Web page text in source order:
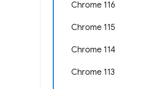
Chrome 116
Chrome 115
Chrome 114
Chrome 113